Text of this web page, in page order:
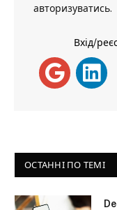
авторизуватись.
Вхід/
ОСТАННІ ПО ТЕМІ